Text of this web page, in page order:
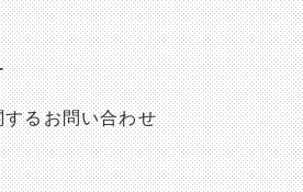
るお問い合わせ